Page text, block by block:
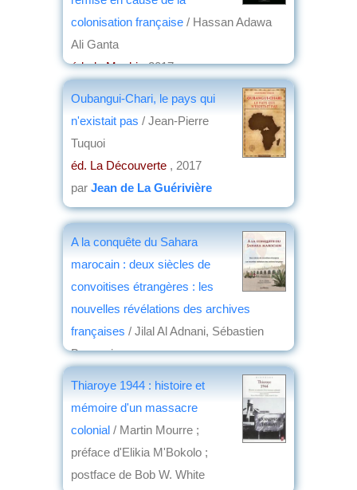
colonisation française / Hassan Adawa
Ali Ganta
éd. du Menhir, 2017
Oubangui-Chari, le pays qui
n'existait pas / Jean-Pierre
Tuquoi
éd. La Découverte , 2017
par Jean de La Guérivière
A la conquête du Sahara
marocain : deux siècles de
convoitises étrangères : les
nouvelles révélations des archives
françaises / Jilal Al Adnani, Sébastien
Boussois
Thiaroye 1944 : histoire et
mémoire d'un massacre
colonial / Martin Mourre ;
préface d'Elikia M'Bokolo ;
postface de Bob W. White